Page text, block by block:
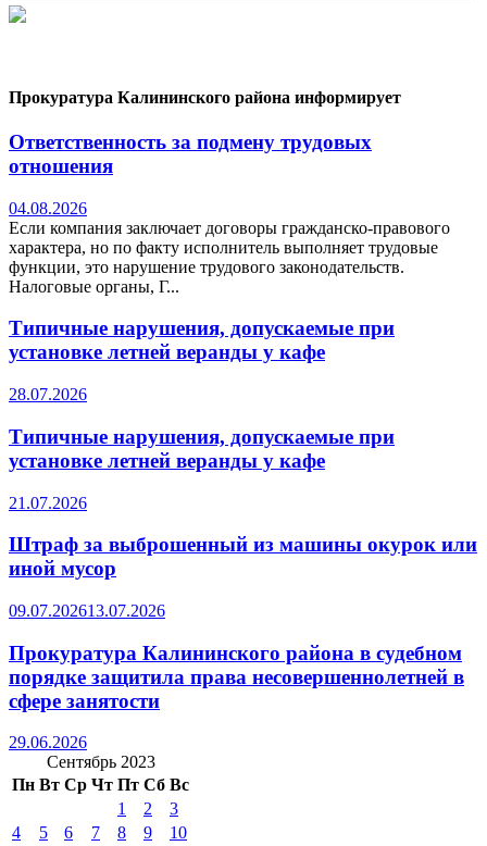
Прокуратура Калининского района информирует
Ответственность за подмену трудовых
отношения
04.08.2026
Если компания заключает договоры гражданско-правового
характера, но по факту исполнитель выполняет трудовые
функции, это нарушение трудового законодательств.
Налоговые органы, Г...
Типичные нарушения, допускаемые при
установке летней веранды у кафе
28.07.2026
Типичные нарушения, допускаемые при
установке летней веранды у кафе
21.07.2026
Штраф за выброшенный из машины окурок или
иной мусор
09.07.202613.07.2026
Прокуратура Калининского района в судебном
порядке защитила права несовершеннолетней в
сфере занятости
29.06.2026
Сентябрь 2023
Пн Вт Ср Чт Пт Сб Вс
1
2
3
4
5 6 7 8 9
10